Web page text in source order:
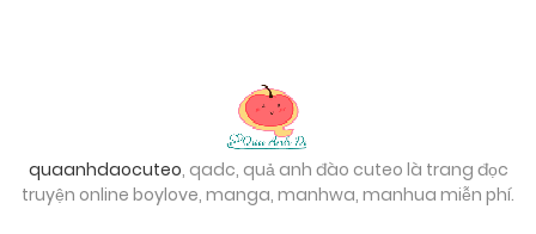
25/09/2024
quaanhdaocuteo, qadc, quả anh đào cuteo là trang đọc
truyện online boylove, manga, manhwa, manhua miễn phí.